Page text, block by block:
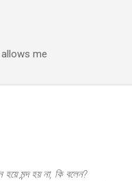
me
হয়ে মন্দ হয় না, কি বলেন?